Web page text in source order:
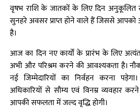
वृषभ राशि के जातकों के लिए दिन अनुकूलित
सुनहरे अवसर प्राप्त होने वाले हैं जिससे आपको
है।
आज का दिन नए कार्यों के प्रारंभ के लिए
अभी और परिश्रम करने की आवश्यकता है।
नई जिम्मेदारियों का निर्वहन करना
अधिकारियों से सौम्य एवं विनम्र व्यवहार
आपकी सफलता में जल्द वृद्धि होगी।